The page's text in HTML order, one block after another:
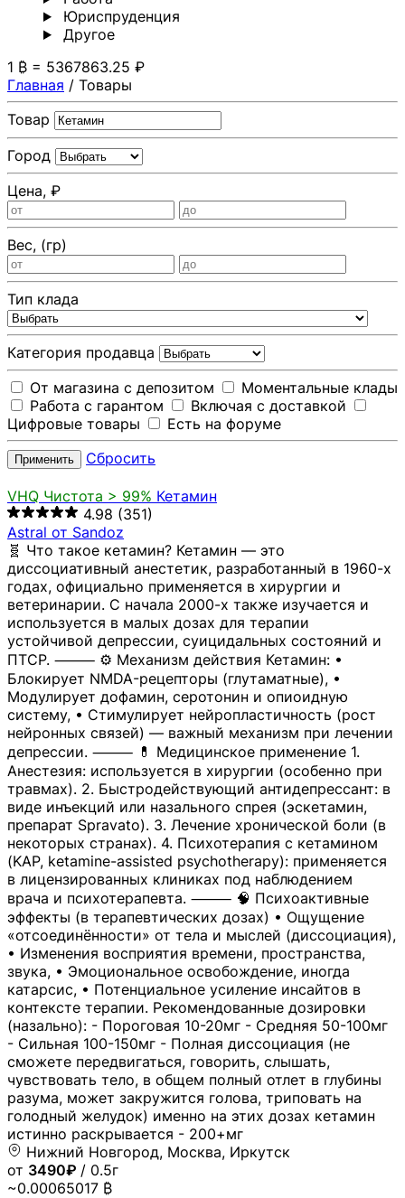
Юриспруденция
Другoе
1 ₿ = 5367863.25 ₽
Главная / Товары
Товар
Город
Цена, ₽
Вес, (гр)
Тип клада
Категория продавца
От магазина с депозитом
Моментальные клады
Работа с гарантом
Включая с доставкой
Цифровые товары
Есть на форуме
Применить Сбросить
VHQ Чистота > 99% Кетамин
4.98 (351)
Astral от Sandoz
🧬 Что такое кетамин? Кетамин — это
диссоциативный анестетик, разработанный в 1960-х
годах, официально применяется в хирургии и
ветеринарии. С начала 2000-х также изучается и
используется в малых дозах для терапии
устойчивой депрессии, суицидальных состояний и
ПТСР. ⸻ ⚙️ Механизм действия Кетамин: •
Блокирует NMDA-рецепторы (глутаматные), •
Модулирует дофамин, серотонин и опиоидную
систему, • Стимулирует нейропластичность (рост
нейронных связей) — важный механизм при лечении
депрессии. ⸻ 💊 Медицинское применение 1.
Анестезия: используется в хирургии (особенно при
травмах). 2. Быстродействующий антидепрессант: в
виде инъекций или назального спрея (эскетамин,
препарат Spravato). 3. Лечение хронической боли (в
некоторых странах). 4. Психотерапия с кетамином
(KAP, ketamine-assisted psychotherapy): применяется
в лицензированных клиниках под наблюдением
врача и психотерапевта. ⸻ 🧠 Психоактивные
эффекты (в терапевтических дозах) • Ощущение
«отсоединённости» от тела и мыслей (диссоциация),
• Изменения восприятия времени, пространства,
звука, • Эмоциональное освобождение, иногда
катарсис, • Потенциальное усиление инсайтов в
контексте терапии. Рекомендованные дозировки
(назально): - Пороговая 10-20мг - Средняя 50-100мг
- Сильная 100-150мг - Полная диссоциация (не
сможете передвигаться, говорить, слышать,
чувствовать тело, в общем полный отлет в глубины
разума, может закружится голова, триповать на
голодный желудок) именно на этих дозах кетамин
истинно раскрывается - 200+мг
Нижний Новгород, Москва, Иркутск
от 3490₽ / 0.5г
~0.00065017 ₿